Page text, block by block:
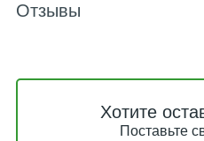
Отзывы
Хотите
Поставьте